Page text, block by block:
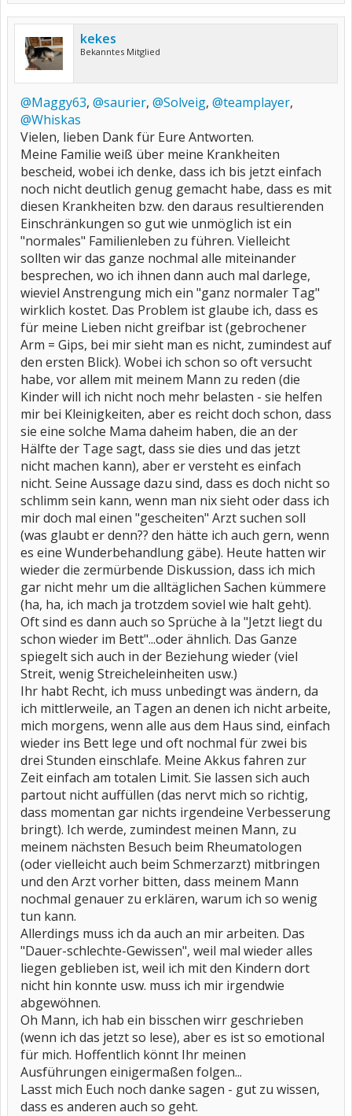
kekes
Bekanntes Mitglied
@Maggy63, @saurier, @Solveig, @teamplayer,
@Whiskas
Vielen, lieben Dank für Eure Antworten.
Meine Familie weiß über meine Krankheiten
bescheid, wobei ich denke, dass ich bis jetzt einfach
noch nicht deutlich genug gemacht habe, dass es mit
diesen Krankheiten bzw. den daraus resultierenden
Einschränkungen so gut wie unmöglich ist ein
"normales" Familienleben zu führen. Vielleicht
sollten wir das ganze nochmal alle miteinander
besprechen, wo ich ihnen dann auch mal darlege,
wieviel Anstrengung mich ein "ganz normaler Tag"
wirklich kostet. Das Problem ist glaube ich, dass es
für meine Lieben nicht greifbar ist (gebrochener
Arm = Gips, bei mir sieht man es nicht, zumindest auf
den ersten Blick). Wobei ich schon so oft versucht
habe, vor allem mit meinem Mann zu reden (die
Kinder will ich nicht noch mehr belasten - sie helfen
mir bei Kleinigkeiten, aber es reicht doch schon, dass
sie eine solche Mama daheim haben, die an der
Hälfte der Tage sagt, dass sie dies und das jetzt
nicht machen kann), aber er versteht es einfach
nicht. Seine Aussage dazu sind, dass es doch nicht so
schlimm sein kann, wenn man nix sieht oder dass ich
mir doch mal einen "gescheiten" Arzt suchen soll
(was glaubt er denn?? den hätte ich auch gern, wenn
es eine Wunderbehandlung gäbe). Heute hatten wir
wieder die zermürbende Diskussion, dass ich mich
gar nicht mehr um die alltäglichen Sachen kümmere
(ha, ha, ich mach ja trotzdem soviel wie halt geht).
Oft sind es dann auch so Sprüche à la "Jetzt liegt du
schon wieder im Bett"...oder ähnlich. Das Ganze
spiegelt sich auch in der Beziehung wieder (viel
Streit, wenig Streicheleinheiten usw.)
Ihr habt Recht, ich muss unbedingt was ändern, da
ich mittlerweile, an Tagen an denen ich nicht arbeite,
mich morgens, wenn alle aus dem Haus sind, einfach
wieder ins Bett lege und oft nochmal für zwei bis
drei Stunden einschlafe. Meine Akkus fahren zur
Zeit einfach am totalen Limit. Sie lassen sich auch
partout nicht auffüllen (das nervt mich so richtig,
dass momentan gar nichts irgendeine Verbesserung
bringt). Ich werde, zumindest meinen Mann, zu
meinem nächsten Besuch beim Rheumatologen
(oder vielleicht auch beim Schmerzarzt) mitbringen
und den Arzt vorher bitten, dass meinem Mann
nochmal genauer zu erklären, warum ich so wenig
tun kann.
Allerdings muss ich da auch an mir arbeiten. Das
"Dauer-schlechte-Gewissen", weil mal wieder alles
liegen geblieben ist, weil ich mit den Kindern dort
nicht hin konnte usw. muss ich mir irgendwie
abgewöhnen.
Oh Mann, ich hab ein bisschen wirr geschrieben
(wenn ich das jetzt so lese), aber es ist so emotional
für mich. Hoffentlich könnt Ihr meinen
Ausführungen einigermaßen folgen...
Lasst mich Euch noch danke sagen - gut zu wissen,
dass es anderen auch so geht.